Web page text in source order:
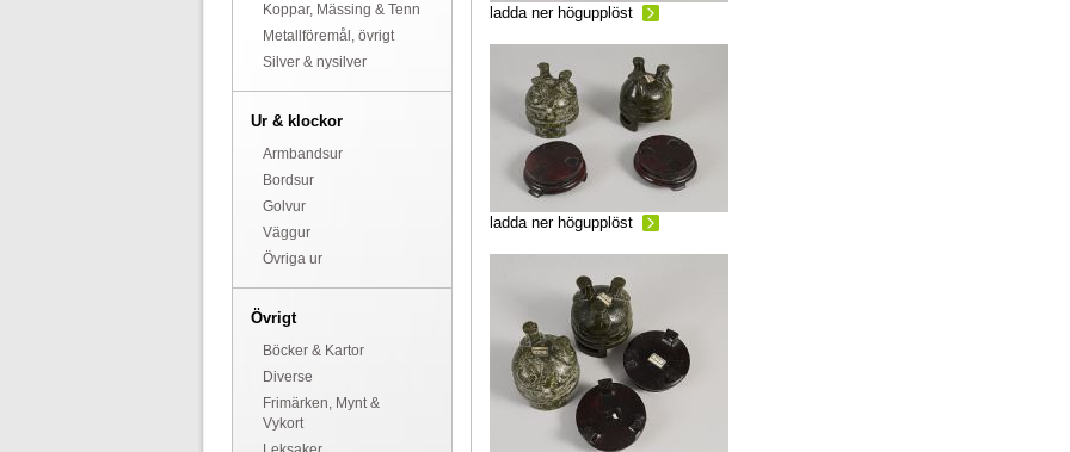
Koppar, Mässing & Tenn
Metallföremål, övrigt
Silver & nysilver
Ur & klockor
Armbandsur
Bordsur
Golvur
Väggur
Övriga ur
Övrigt
Böcker & Kartor
Diverse
Frimärken, Mynt &
Vykort
ladda ner högupplöst
ladda ner högupplöst